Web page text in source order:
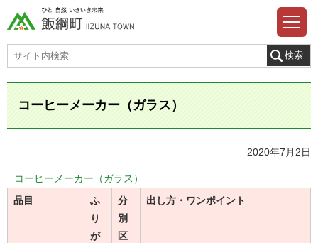
コーヒーメーカー（ガラス）
2020年7月2日
コーヒーメーカー（ガラス）
品目
ふ
り
が
分
別
区
出し方・ワンポイント